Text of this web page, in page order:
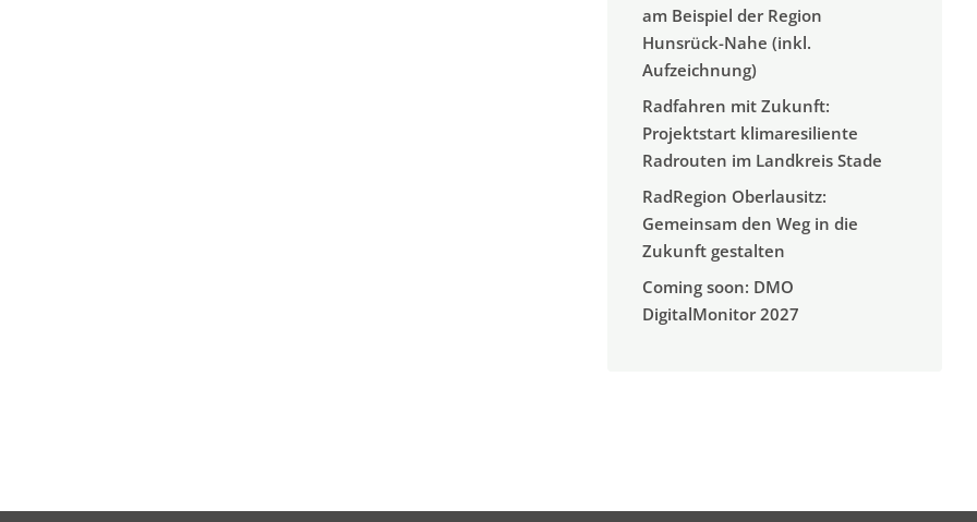
am Beispiel der Region
Hunsrück-Nahe (inkl.
Aufzeichnung)
Radfahren mit Zukunft:
Projektstart klimaresiliente
Radrouten im Landkreis Stade
RadRegion Oberlausitz:
Gemeinsam den Weg in die
Zukunft gestalten
Coming soon: DMO
DigitalMonitor 2027